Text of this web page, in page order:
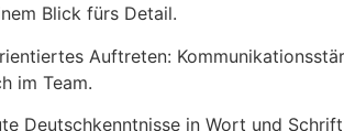
Blick fürs Detail.
Auftreten:
im Team.
Deutschkenntnisse in Wort und